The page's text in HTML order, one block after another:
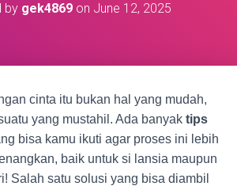
by gek4869 on June 12, 2025
cinta itu bukan hal yang mudah,
yang mustahil. Ada banyak tips
bisa kamu ikuti agar proses ini lebih
baik untuk si lansia maupun
Salah satu solusi yang bisa diambil